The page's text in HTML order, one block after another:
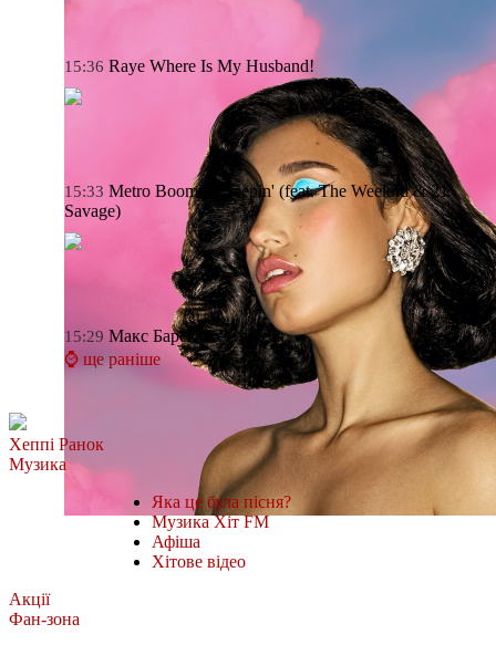
15:36 Raye Where Is My Husband!
15:33 Metro Boomin
Creepin' (feat. The Weeknd & 21
Savage)
15:29 Макс Барських Сльози
⌚ ще раніше
Хеппі Ранок
Музика
Яка це була пісня?
Музика Хіт FM
Афіша
Хітове відео
Акції
Фан-зона